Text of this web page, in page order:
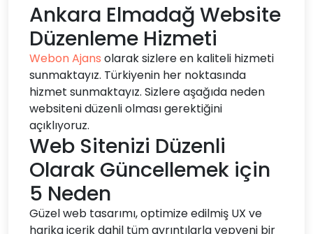
Ankara Elmadağ Website
Düzenleme Hizmeti
Webon Ajans olarak sizlere en kaliteli hizmeti
sunmaktayız. Türkiyenin her noktasında
hizmet sunmaktayız. Sizlere aşağıda neden
websiteni düzenli olması gerektiğini
açıklıyoruz.
Web Sitenizi Düzenli
Olarak Güncellemek için
5 Neden
Güzel web tasarımı, optimize edilmiş UX ve
harika içerik dahil tüm ayrıntılarla yepyeni bir